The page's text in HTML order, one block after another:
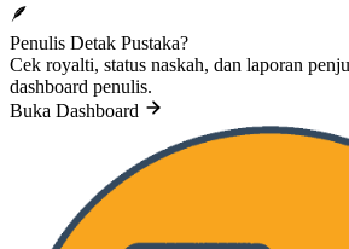
🪶
Penulis Detak Pustaka?
Cek royalti, status naskah, dan laporan
dashboard penulis.
Buka Dashboard